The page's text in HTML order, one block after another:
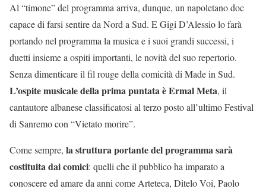
Al “timone” del programma arriva, dunque, un napoletano doc
capace di farsi sentire da Nord a Sud. E Gigi D’Alessio lo farà
portando nel programma la musica e i suoi grandi successi, i
duetti insieme a ospiti importanti, le novità del suo repertorio.
Senza dimenticare il fil rouge della comicità di Made in Sud.
L’ospite musicale della prima puntata è Ermal Meta, il
cantautore albanese classificatosi al terzo posto all’ultimo Festival
di Sanremo con “Vietato morire”.
Come sempre, la struttura portante del programma sarà
costituita dai comici: quelli che il pubblico ha imparato a
conoscere ed amare da anni come Arteteca, Ditelo Voi, Paolo